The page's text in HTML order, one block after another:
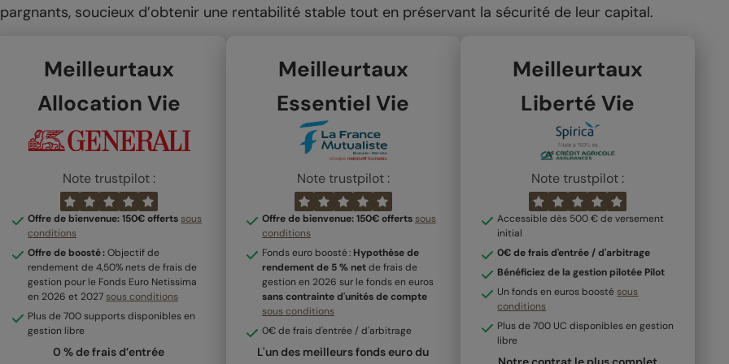
soucieux d’obtenir une rentabilité stable tout en préservant la sécurité de leur capital.
Meilleurtaux
Allocation Vie
Note trustpilot :
Offre de bienvenue: 150€ offertssous
conditions
Offre de boosté :Objectif de
rendement de 4,50% nets de frais de
gestion pour le Fonds Euro Netissima
en 2026 et 2027sous conditions
Plus de 700 supports disponibles en
gestion libre
0 % de frais d’entrée
Meilleurtaux
Essentiel Vie
Note trustpilot :
Offre de bienvenue: 150€ offertssous
conditions
Fonds euro boosté : Hypothèse de
rendement de 5 % netde frais de
gestion en 2026 sur le fonds en euros
sans contrainte d'unités de compte
sous conditions
0€ de frais d'entrée / d'arbitrage
L'un des meilleurs fonds euro du
Meilleurtaux
Liberté Vie
Note trustpilot :
Accessible dès 500 € de versement
initial
0€ de frais d'entrée / d'arbitrage
Bénéficiez de la gestion pilotée Pilot
Un fonds en euros boostésous
conditions
Plus de 700 UC disponibles en gestion
libre